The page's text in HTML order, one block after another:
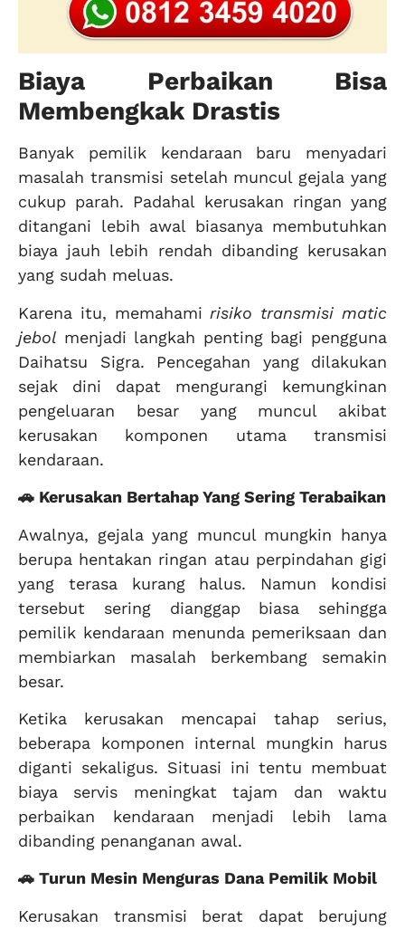
Biaya Perbaikan Bisa
Membengkak Drastis
Banyak pemilik kendaraan baru menyadari
masalah transmisi setelah muncul gejala yang
cukup parah. Padahal kerusakan ringan yang
ditangani lebih awal biasanya membutuhkan
biaya jauh lebih rendah dibanding kerusakan
yang sudah meluas.
Karena itu, memahami risiko transmisi matic
jebol menjadi langkah penting bagi pengguna
Daihatsu Sigra. Pencegahan yang dilakukan
sejak dini dapat mengurangi kemungkinan
pengeluaran besar yang muncul akibat
kerusakan komponen utama transmisi
kendaraan.
🚗 Kerusakan Bertahap Yang Sering Terabaikan
Awalnya, gejala yang muncul mungkin hanya
berupa hentakan ringan atau perpindahan gigi
yang terasa kurang halus. Namun kondisi
tersebut sering dianggap biasa sehingga
pemilik kendaraan menunda pemeriksaan dan
membiarkan masalah berkembang semakin
besar.
Ketika kerusakan mencapai tahap serius,
beberapa komponen internal mungkin harus
diganti sekaligus. Situasi ini tentu membuat
biaya servis meningkat tajam dan waktu
perbaikan kendaraan menjadi lebih lama
dibanding penanganan awal.
🚗 Turun Mesin Menguras Dana Pemilik Mobil
Kerusakan transmisi berat dapat berujung